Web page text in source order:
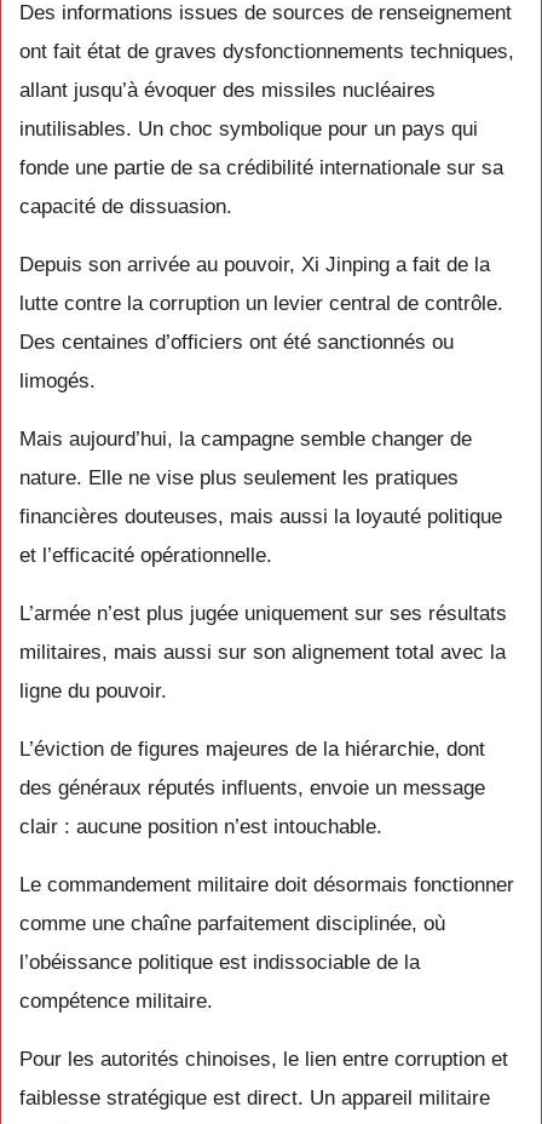
Des informations issues de sources de renseignement
ont fait état de graves dysfonctionnements techniques,
allant jusqu’à évoquer des missiles nucléaires
inutilisables. Un choc symbolique pour un pays qui
fonde une partie de sa crédibilité internationale sur sa
capacité de dissuasion.
Depuis son arrivée au pouvoir, Xi Jinping a fait de la
lutte contre la corruption un levier central de contrôle.
Des centaines d’officiers ont été sanctionnés ou
limogés.
Mais aujourd’hui, la campagne semble changer de
nature. Elle ne vise plus seulement les pratiques
financières douteuses, mais aussi la loyauté politique
et l’efficacité opérationnelle.
L’armée n’est plus jugée uniquement sur ses résultats
militaires, mais aussi sur son alignement total avec la
ligne du pouvoir.
L’éviction de figures majeures de la hiérarchie, dont
des généraux réputés influents, envoie un message
clair : aucune position n’est intouchable.
Le commandement militaire doit désormais fonctionner
comme une chaîne parfaitement disciplinée, où
l’obéissance politique est indissociable de la
compétence militaire.
Pour les autorités chinoises, le lien entre corruption et
faiblesse stratégique est direct. Un appareil militaire